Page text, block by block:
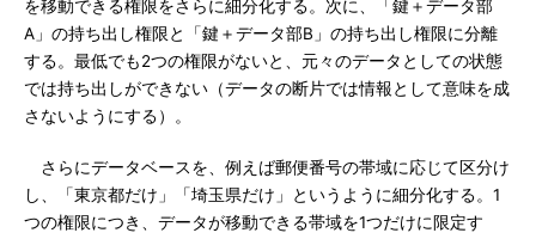
を移動できる権限をさらに細分化する。次に、「鍵＋データ部
A」の持ち出し権限と「鍵＋データ部B」の持ち出し権限に分離
する。最低でも2つの権限がないと、元々のデータとしての状態
では持ち出しができない（データの断片では情報として意味を成
さないようにする）。
さらにデータベースを、例えば郵便番号の帯域に応じて区分け
し、「東京都だけ」「埼玉県だけ」というように細分化する。1
つの権限につき、データが移動できる帯域を1つだけに限定す